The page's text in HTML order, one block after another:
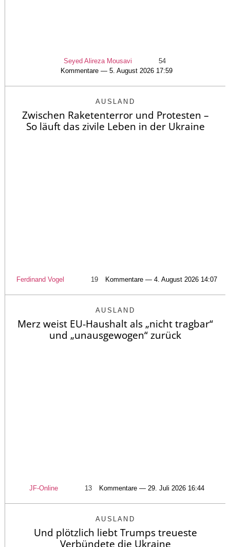
Seyed Alireza Mousavi
54
Kommentare — 5. August 2026 17:59
AUSLAND
Zwischen Raketenterror und Protesten –
So läuft das zivile Leben in der Ukraine
Ferdinand Vogel 19 Kommentare — 4. August 2026 14:07
AUSLAND
Merz weist EU-Haushalt als „nicht tragbar“
und „unausgewogen“ zurück
JF-Online 13 Kommentare — 29. Juli 2026 16:44
AUSLAND
Und plötzlich liebt Trumps treueste
Verbündete die Ukraine